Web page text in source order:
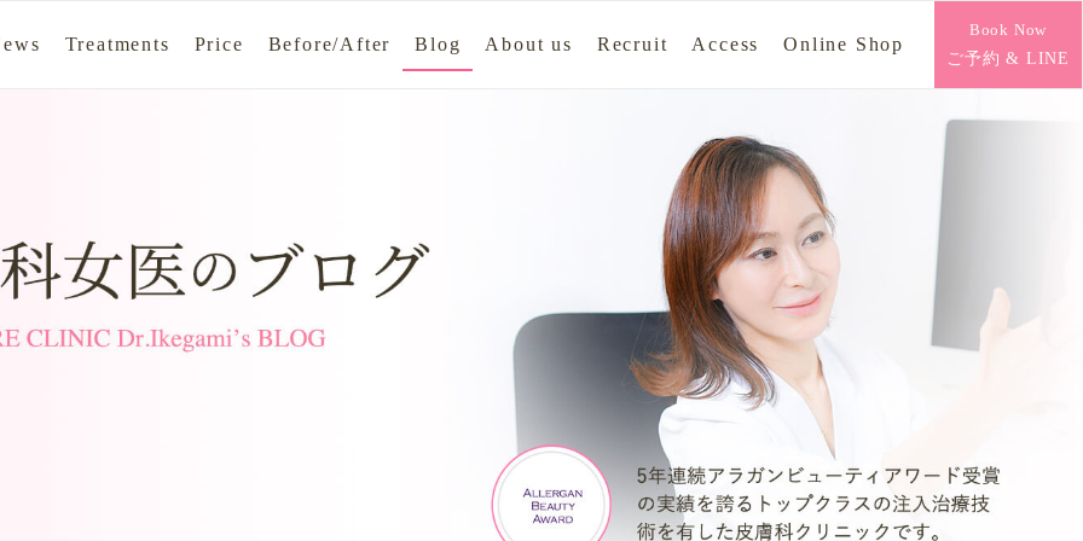
Treatments Price Before/After Blog About us Recruit Access Online Shop
Book Now
ご予約 & LINE